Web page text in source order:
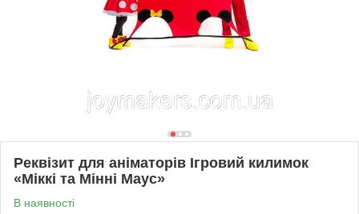
Реквізит для аніматорів Ігровий килимок
«Міккі та Мінні Маус»
В наявності